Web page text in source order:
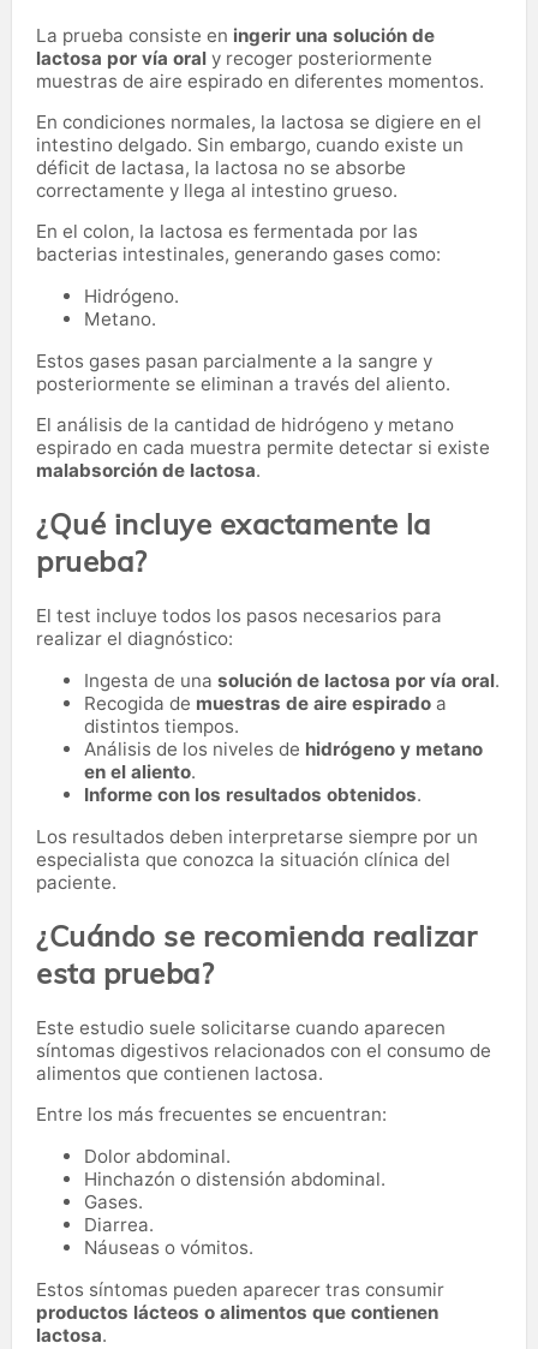
La prueba consiste en ingerir una solución de
lactosa por vía oral y recoger posteriormente
muestras de aire espirado en diferentes momentos.
En condiciones normales, la lactosa se digiere en el
intestino delgado. Sin embargo, cuando existe un
déficit de lactasa, la lactosa no se absorbe
correctamente y llega al intestino grueso.
En el colon, la lactosa es fermentada por las
bacterias intestinales, generando gases como:
Hidrógeno.
Metano.
Estos gases pasan parcialmente a la sangre y
posteriormente se eliminan a través del aliento.
El análisis de la cantidad de hidrógeno y metano
espirado en cada muestra permite detectar si existe
malabsorción de lactosa.
¿Qué incluye exactamente la
prueba?
El test incluye todos los pasos necesarios para
realizar el diagnóstico:
Ingesta de una solución de lactosa por vía oral.
Recogida de muestras de aire espirado a
distintos tiempos.
Análisis de los niveles de hidrógeno y metano
en el aliento.
Informe con los resultados obtenidos.
Los resultados deben interpretarse siempre por un
especialista que conozca la situación clínica del
paciente.
¿Cuándo se recomienda realizar
esta prueba?
Este estudio suele solicitarse cuando aparecen
síntomas digestivos relacionados con el consumo de
alimentos que contienen lactosa.
Entre los más frecuentes se encuentran:
Dolor abdominal.
Hinchazón o distensión abdominal.
Gases.
Diarrea.
Náuseas o vómitos.
Estos síntomas pueden aparecer tras consumir
productos lácteos o alimentos que contienen
lactosa.